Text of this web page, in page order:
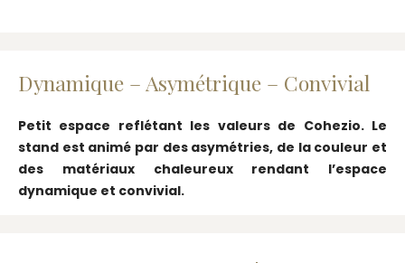
Dynamique – Asymétrique – Convivial
Petit espace reflétant les valeurs de Cohezio. Le
stand est animé par des asymétries, de la couleur et
des matériaux chaleureux rendant l’espace
dynamique et convivial.